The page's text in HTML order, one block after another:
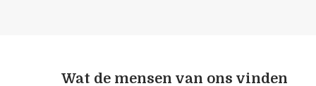
Wat de mensen van ons vinden